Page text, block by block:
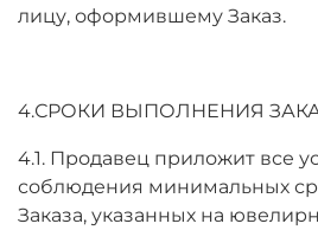
лицу, оформившему Заказ.
4.СРОКИ ВЫПОЛНЕНИЯ
4.1. Продавец приложит все
соблюдения минимальных
Заказа, указанных на